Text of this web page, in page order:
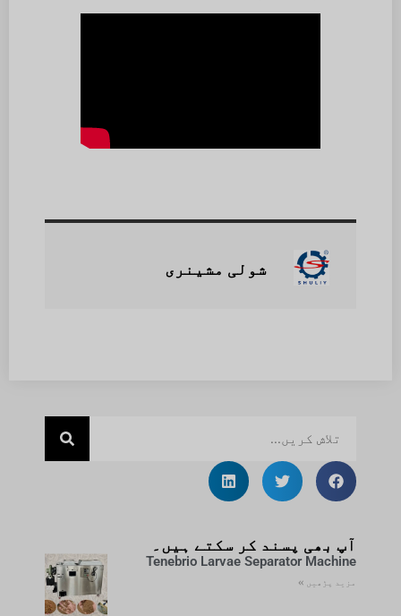
شولی مشینری
آپ بھی پسند کر سکتے ہیں۔
Tenebrio Larvae Separator Machine
مزید پڑھیں »